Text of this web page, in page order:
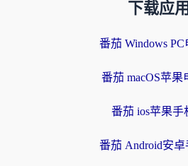
下载应用
番茄 Windows PC
番茄 macOS苹果
番茄 ios苹果手
番茄 Android安卓